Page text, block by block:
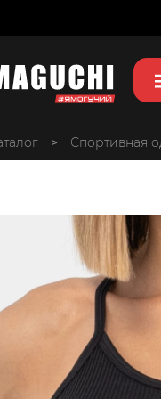
> Спортивная
Топ-бра женский